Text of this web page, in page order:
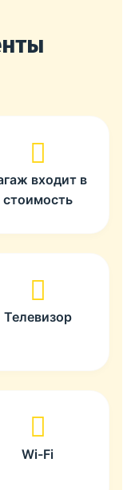
входит в
стоимость
Телевизор
Wi-Fi